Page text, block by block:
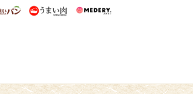
集
めし うまいパン うまい肉